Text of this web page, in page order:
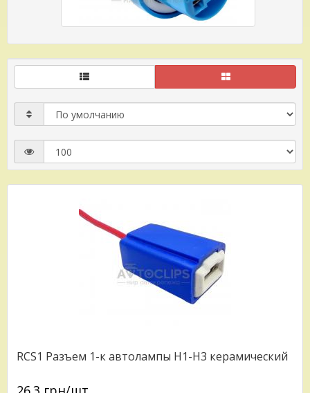
RCS1 Разъем 1-к автолампы H1-H3 керамический